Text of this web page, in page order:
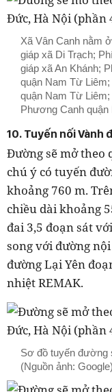
Xã Vân Canh nằm
giáp xã Di Trạch;
giáp xã An Khánh;
quận Nam Từ
quận Nam Từ
Phương Canh quận
10. Tuyến nối Vành
Đường sẽ mở theo
chú ý có tuyến
khoảng 760 m.
chiều dài khoảng
đai 3,5 đoạn sát
song với đường
đường Lại Yên
nhiệt REMAK.
Sơ đồ tuyến đường
(Nguồn ảnh: